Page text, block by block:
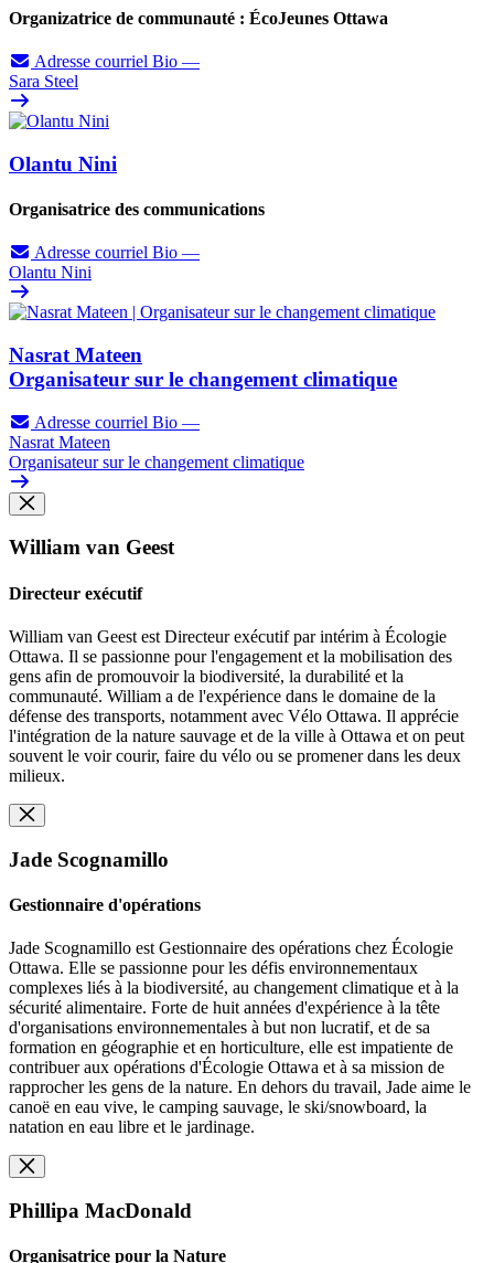
Organizatrice de communauté : ÉcoJeunes Ottawa
Adresse courriel Bio —
Sara Steel
Olantu Nini
Organisatrice des communications
Adresse courriel Bio —
Olantu Nini
Nasrat Mateen
Organisateur sur le changement climatique
Adresse courriel Bio —
Nasrat Mateen
Organisateur sur le changement climatique
William van Geest
Directeur exécutif
William van Geest est Directeur exécutif par intérim à Écologie
Ottawa. Il se passionne pour l'engagement et la mobilisation des
gens afin de promouvoir la biodiversité, la durabilité et la
communauté. William a de l'expérience dans le domaine de la
défense des transports, notamment avec Vélo Ottawa. Il apprécie
l'intégration de la nature sauvage et de la ville à Ottawa et on peut
souvent le voir courir, faire du vélo ou se promener dans les deux
milieux.
Jade Scognamillo
Gestionnaire d'opérations
Jade Scognamillo est Gestionnaire des opérations chez Écologie
Ottawa. Elle se passionne pour les défis environnementaux
complexes liés à la biodiversité, au changement climatique et à la
sécurité alimentaire. Forte de huit années d'expérience à la tête
d'organisations environnementales à but non lucratif, et de sa
formation en géographie et en horticulture, elle est impatiente de
contribuer aux opérations d'Écologie Ottawa et à sa mission de
rapprocher les gens de la nature. En dehors du travail, Jade aime le
canoë en eau vive, le camping sauvage, le ski/snowboard, la
natation en eau libre et le jardinage.
Phillipa MacDonald
Organisatrice pour la Nature